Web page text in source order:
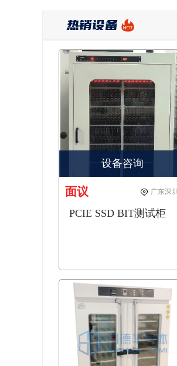
热销设备
设备咨询
面议 广东深圳
PCIE SSD BIT测试柜